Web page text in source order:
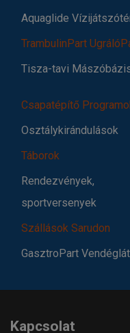
Aquaglide
TrambulinPart
Tisza-tavi
Csapatépítő
Osztálykirándulások
Táborok
Rendezvények,
sportversenyek
Szállások Sarudon
GasztroPart
Kapcsolat